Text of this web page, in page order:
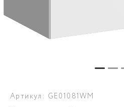
Артикул: GE01081WM